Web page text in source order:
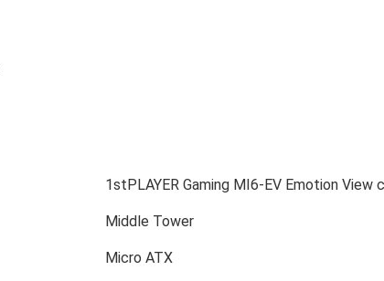
1stPLAYER Gaming MI6-EV Emotion View
Middle Tower
Micro ATX